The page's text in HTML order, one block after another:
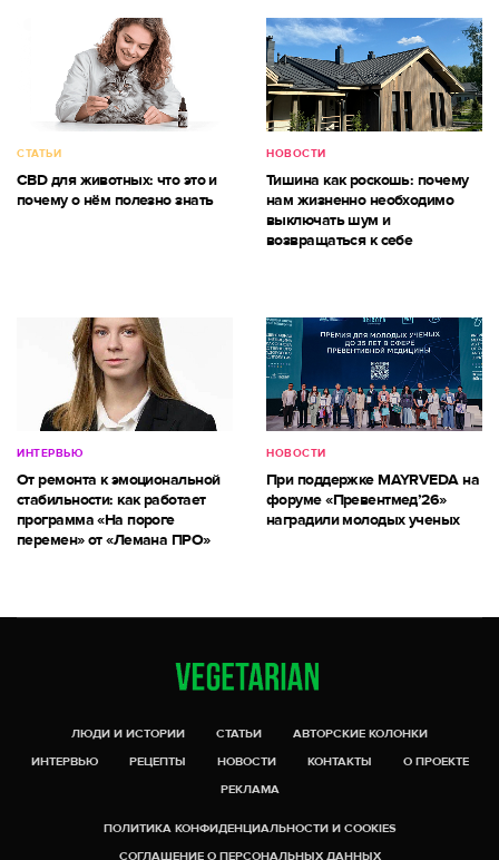
СТАТЬИ
CBD для животных: что это и
почему о нём полезно знать
НОВОСТИ
Тишина как роскошь: почему
нам жизненно необходимо
выключать шум и
возвращаться к себе
ИНТЕРВЬЮ
От ремонта к эмоциональной
стабильности: как работает
программа «На пороге
перемен» от «Лемана ПРО»
НОВОСТИ
При поддержке MAYRVEDA на
форуме «Превентмед’26»
наградили молодых ученых
ЛЮДИ И ИСТОРИИ СТАТЬИ
АВТОРСКИЕ КОЛОНКИ
ИНТЕРВЬЮ
РЕЦЕПТЫ НОВОСТИ КОНТАКТЫ
О ПРОЕКТЕ
РЕКЛАМА
ПОЛИТИКА КОНФИДЕНЦИАЛЬНОСТИ И COOKIES
СОГЛАШЕНИЕ О ПЕРСОНАЛЬНЫХ ДАННЫХ